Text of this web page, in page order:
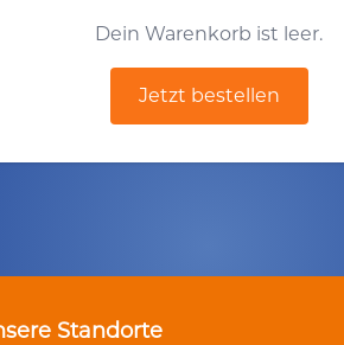
Dein Warenkorb ist leer.
Jetzt bestellen
Standorte